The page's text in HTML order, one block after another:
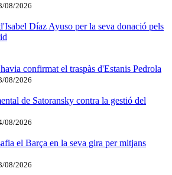
08/2026
Díaz Ayuso per la seva donació pels
confirmat el traspàs d'Estanis Pedrola
08/2026
de Satoransky contra la gestió del
08/2026
el Barça en la seva gira per mitjans
08/2026